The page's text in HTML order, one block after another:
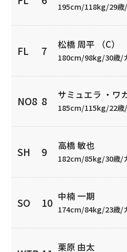
195cm/118kg/29歳
松橋 周平 （C）
180cm/98kg/30歳/
サミュエラ ・ワ
185cm/115kg/22歳
高橋 敏也
182cm/85kg/30歳/
中楠 一期
174cm/84kg/23歳/
栗原 由太